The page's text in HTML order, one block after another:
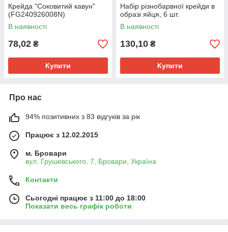
Крейда "Соковитий кавун"
(FG240926008N)
В наявності
78,02 ₴
Купити
Набір різнобарвної крейди в
образі яйця, 6 шт.
В наявності
130,10 ₴
Купити
Про нас
94% позитивних з 83 відгуків за рік
Працює з 12.02.2015
м. Бровари
вул. Грушевського, 7, Бровари, Україна
Контакти
Сьогодні працює з 11:00 до 18:00
Показати весь графік роботи